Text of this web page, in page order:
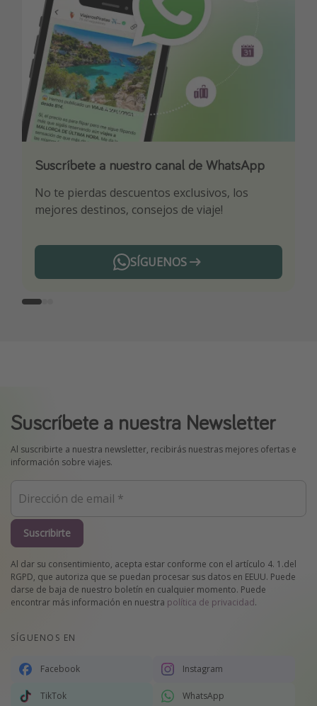
Suscríbete a nuestro canal de WhatsApp
No te pierdas descuentos exclusivos, los
mejores destinos, consejos de viaje!
SÍGUENOS
Descarga nuestra app
Sé el primero en reservar nuestros chollazos
¡Suscríbete a nuestro canal de Telegram!
¡Recibe las mejores ofertas seleccionadas para
ti por nuestros expertos en viajes
Telegram
Suscríbete a nuestra Newsletter
Al suscribirte a nuestra newsletter, recibirás nuestras mejores ofertas e
información sobre viajes.
Suscribirte
Al dar su consentimiento, acepta estar conforme con el artículo 4. 1.del
RGPD, que autoriza que se puedan procesar sus datos en EEUU. Puede
darse de baja de nuestro boletín en cualquier momento. Puede
encontrar más información en nuestra política de privacidad.
SÍGUENOS EN
Facebook Instagram
TikTok WhatsApp